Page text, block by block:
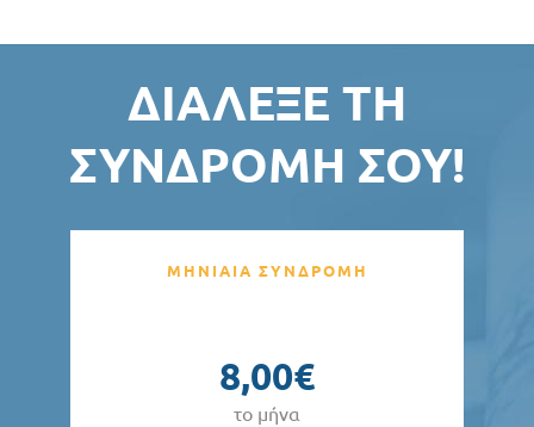
ΔΙΆΛΕΞΕ ΤΗ
ΣΥΝΔΡΟΜΉ ΣΟΥ!
ΜΗΝΙΑΙΑ ΣΥΝΔΡΟΜΗ
8,00€
το μήνα